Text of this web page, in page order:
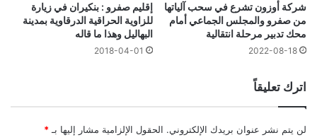
شركة أوزون تشرع في سحب آلياتها
من صفرو والمجلس الجماعي أمام
محك تدبير مرحلة انتقالية
2022-08-18
إقليم صفرو : بنكيران في زيارة
للزاوية الحراقية الدرقاوية بمدينة
البهاليل وهذا ما قاله
2018-04-01
اترك تعليقاً
لن يتم نشر عنوان بريدك الإلكتروني. الحقول الإلزامية مشار إليها بـ *